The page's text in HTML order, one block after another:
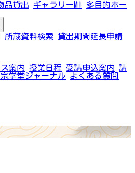
品貸出 ギャラリーMI
多目的ホー
所蔵資料検索
貸出期間延長申請
案内 授業日程 受講申込案内 講
学堂ジャーナル よくある質問